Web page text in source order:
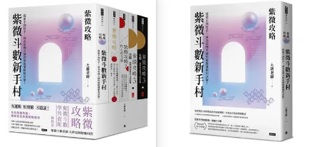
在知道的風水學。由此可知，所謂風水學，其實真正重視的是挑
選好的環境，並創造讓自己可以活得自在、住得快樂的處所。我
越來越快樂，你總是睡不好，一來一往當然你的人生就會倒楣一
點，我的運氣就會比較好，這就是風水對人生的重要性，以及風
水對我們可以產生影響的基本原理。想想看有人總是睡不好、有
黑眼圈、精神不濟，而且脾氣不小、火氣很大，這個人會有好人
緣、好桃花嗎？安穩放好自己的身體、好好睡覺都做不到，如何
成大功立大業，創造有價值的生命，無法安身該如何立命呢？所
以，挑選環境是風水最重要的基本原則。若無法選擇好的環境，